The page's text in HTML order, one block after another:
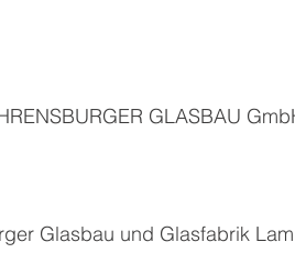
GLASBAU
Glasbau und Glasfabrik